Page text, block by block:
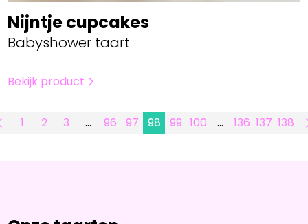
Nijntje cupcakes
Babyshower taart
Bekijk product
1 2 3 … 96 97 98 99 100 … 136 137 138